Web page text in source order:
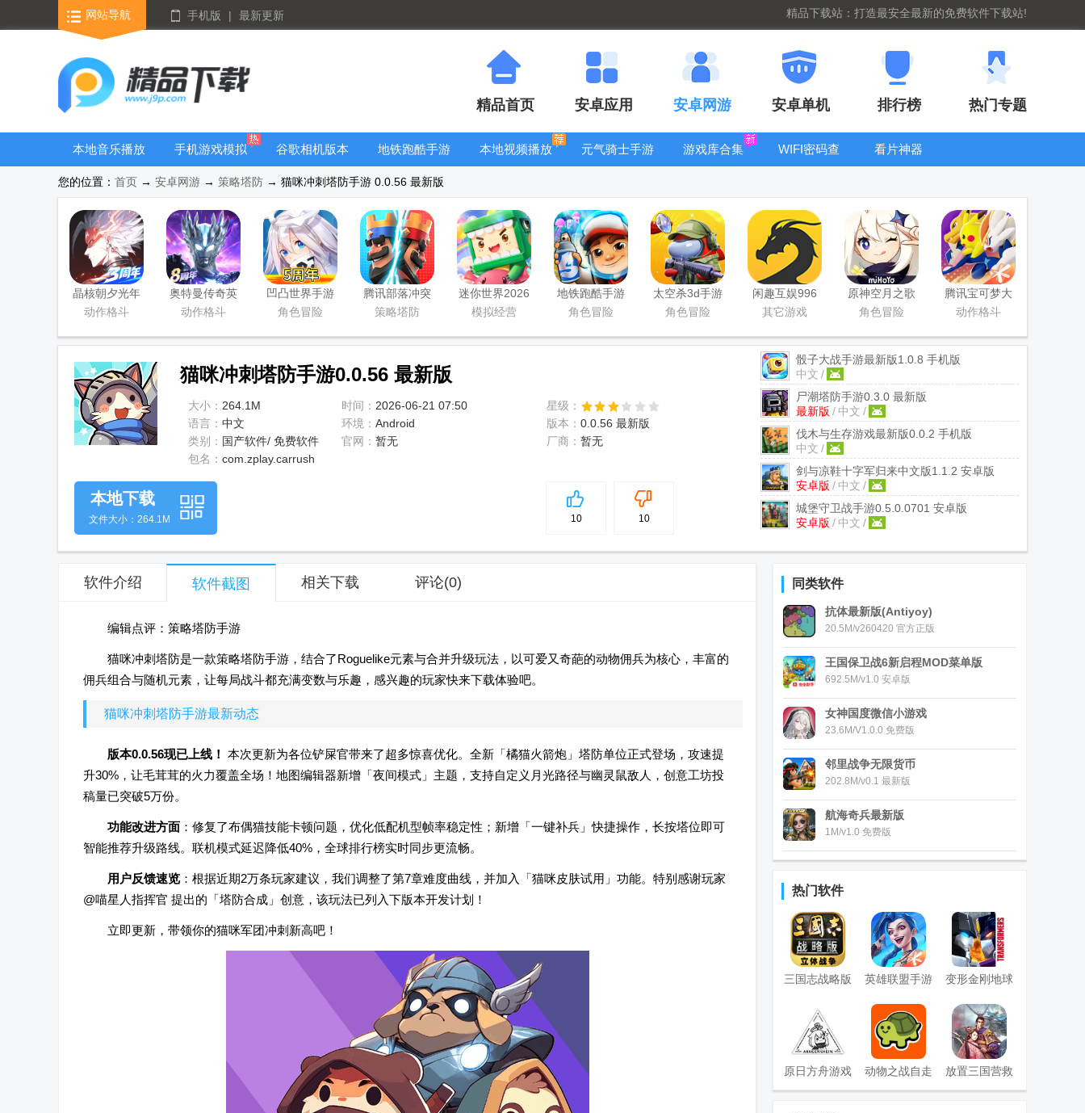
网站导航 手机版 | 最新更新 精品下载站：打造最安全最新的免费软件下载站!
精品首页 安卓应用 安卓网游 安卓单机 排行榜 热门专题
本地音乐播放
手机游戏模拟
器安卓版合集
谷歌相机版本
大全
地铁跑酷手游
大全
本地视频播放
元气骑士手游
游戏库合集
WIFI密码查
看片神器
您的位置： 首页 → 安卓网游 → 策略塔防 → 猫咪冲刺塔防手游 0.0.56 最新版
晶核朝夕光年
官服版
动作格斗
奥特曼传奇英
雄手游正版
动作格斗
凹凸世界手游
正版
角色冒险
腾讯部落冲突
皇室战争手游
策略塔防
迷你世界2026
最新升级版
模拟经营
地铁跑酷手游
国服
角色冒险
太空杀3d手游
角色冒险
闲趣互娱996
传奇盒子官方
其它游戏
原神空月之歌
版本
角色冒险
腾讯宝可梦大
集结国服正式
动作格斗
猫咪冲刺塔防手游0.0.56 最新版
大小： 264.1M 时间： 2026-06-21 07:50
星级：
语言： 中文 环境： Android 版本： 0.0.56 最新版
类别： 国产软件/ 免费软件 官网： 暂无 厂商： 暂无
包名： com.zplay.carrush
骰子大战手游最新版1.0.8 手机版
中文 /
尸潮塔防手游0.3.0 最新版
最新版 / 中文 /
伐木与生存游戏最新版0.0.2 手机版
中文 /
剑与凉鞋十字军归来中文版1.1.2 安卓版
安卓版 / 中文 /
城堡守卫战手游0.5.0.0701 安卓版
安卓版 / 中文 /
5
10 10
本地下载
文件大小：264.1M
软件介绍 软件截图 相关下载 评论(0)
编辑点评：策略塔防手游
猫咪冲刺塔防是一款策略塔防手游，结合了Roguelike元素与合并升级玩法，以可爱又奇葩的动物佣兵为核心，丰富的
佣兵组合与随机元素，让每局战斗都充满变数与乐趣，感兴趣的玩家快来下载体验吧。
猫咪冲刺塔防手游最新动态
版本0.0.56现已上线！ 本次更新为各位铲屎官带来了超多惊喜优化。全新「橘猫火箭炮」塔防单位正式登场，攻速提
升30%，让毛茸茸的火力覆盖全场！地图编辑器新增「夜间模式」主题，支持自定义月光路径与幽灵鼠敌人，创意工坊投
稿量已突破5万份。
功能改进方面 ：修复了布偶猫技能卡顿问题，优化低配机型帧率稳定性；新增「一键补兵」快捷操作，长按塔位即可
智能推荐升级路线。联机模式延迟降低40%，全球排行榜实时同步更流畅。
用户反馈速览 ：根据近期2万条玩家建议，我们调整了第7章难度曲线，并加入「猫咪皮肤试用」功能。特别感谢玩家
@喵星人指挥官 提出的「塔防合成」创意，该玩法已列入下版本开发计划！
立即更新，带领你的猫咪军团冲刺新高吧！
同类软件
抗体最新版(Antiyoy)
20.5M/v260420 官方正版
王国保卫战6新启程MOD菜单版
692.5M/v1.0 安卓版
女神国度微信小游戏
23.6M/V1.0.0 免费版
邻里战争无限货币
202.8M/v0.1 最新版
航海奇兵最新版
1M/v1.0 免费版
热门软件
三国志战略版
英雄联盟手游
国服正版
变形金刚地球
之战手游国际
服
(Transformers)
原日方舟游戏
安卓版
动物之战自走
棋Super Auto
放置三国营救
貂蝉手游